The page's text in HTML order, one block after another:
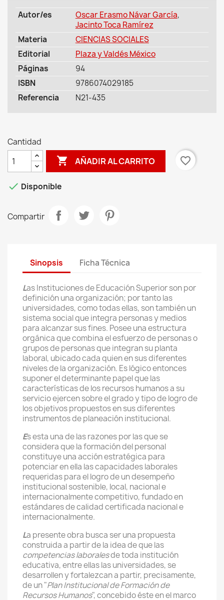
Autor/es
Oscar Erasmo Návar García,
Jacinto Toca Ramírez
Materia
CIENCIAS SOCIALES
Editorial
Plaza y Valdés México
Páginas
94
ISBN
9786074029185
Referencia
N21-435
Cantidad
 AÑADIR AL CARRITO favorite_border
 Disponible
Compartir
Sinopsis Ficha Técnica
Las Instituciones de Educación Superior son por
definición una organización; por tanto las
universidades, como todas ellas, son también un
sistema social que integra personas y medios
para alcanzar sus fines. Posee una estructura
orgánica que combina el esfuerzo de personas o
grupos de personas que integran su planta
laboral, ubicado cada quien en sus diferentes
niveles de la organización. Es lógico entonces
suponer el determinante papel que las
características de los recursos humanos a su
servicio ejercen sobre el grado y tipo de logro de
los objetivos propuestos en sus diferentes
instrumentos de planeación institucional.
Es esta una de las razones por las que se
considera que la formación del personal
constituye una acción estratégica para
potenciar en ella las capacidades laborales
requeridas para el logro de un desempeño
institucional sostenible, local, nacional e
internacionalmente competitivo, fundado en
estándares de calidad certificada nacional e
internacionalmente.
La presente obra busca ser una propuesta
construida a partir de la idea de que las
competencias laboralesde toda institución
educativa, entre ellas las universidades, se
desarrollen y fortalezcan a partir, precisamente,
de un "Plan Institucional de Formación de
Recursos Humanos", concebido éste en el marco